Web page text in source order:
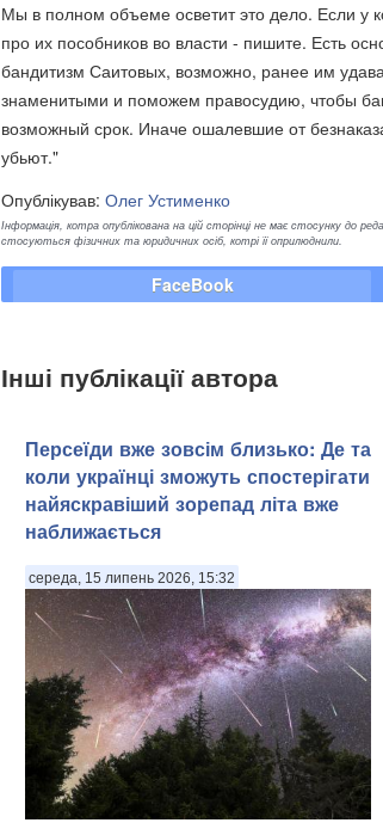
Мы в полном объеме осветит это дело. Если у
про их пособников во власти - пишите. Есть
бандитизм Саитовых, возможно, ранее им
знаменитыми и поможем правосудию, чтобы
возможный срок. Иначе ошалевшие от
убьют."
Опублікував: Олег Устименко
Інформація, котра опублікована на цій сторінці не має стосунку до
стосуються фізичних та юридичних осіб, котрі її оприлюднили.
FaceBook
Інші публікації автора
Персеїди вже зовсім близько: Де та
коли українці зможуть спостерігати
найяскравіший зорепад літа вже
наближається
середа, 15 липень 2026, 15:32